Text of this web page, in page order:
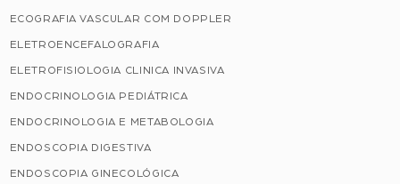
ECOGRAFIA VASCULAR COM DOPPLER
ELETROENCEFALOGRAFIA
ELETROFISIOLOGIA CLINICA INVASIVA
ENDOCRINOLOGIA PEDIÁTRICA
ENDOCRINOLOGIA E METABOLOGIA
ENDOSCOPIA DIGESTIVA
ENDOSCOPIA GINECOLÓGICA